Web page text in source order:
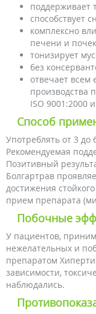
поддерживает
способствует
комплексно
печени и
тонизирует
без
отвечает всем
производства
ISO 9001:2000
Способ
Употреблять от 3 до
Рекомендуемая
Позитивный
Болгартрав
достижения
прием препарата
Побочные
У пациентов,
нежелательных и
препаратом
зависимости,
наблюдались.